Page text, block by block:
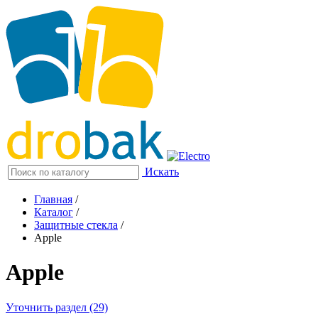
Искать
Главная /
Каталог /
Защитные стекла /
Apple
Apple
Уточнить раздел (29)